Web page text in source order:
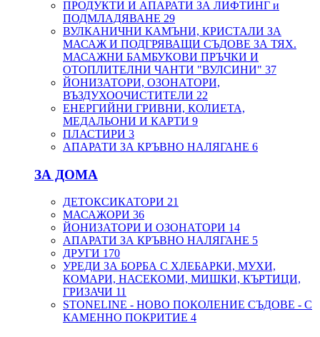
ПРОДУКТИ И АПАРАТИ ЗА ЛИФТИНГ и
ПОДМЛАДЯВАНЕ 29
ВУЛКАНИЧНИ КАМЪНИ, КРИСТАЛИ ЗА
МАСАЖ И ПОДГРЯВАЩИ СЪДОВЕ ЗА ТЯХ.
МАСАЖНИ БАМБУКОВИ ПРЪЧКИ И
ОТОПЛИТЕЛНИ ЧАНТИ "ВУЛСИНИ" 37
ЙОНИЗАТОРИ, ОЗОНАТОРИ,
ВЪЗДУХООЧИСТИТЕЛИ 22
ЕНЕРГИЙНИ ГРИВНИ, КОЛИЕТА,
МЕДАЛЬОНИ И КАРТИ 9
ПЛАСТИРИ 3
АПАРАТИ ЗА КРЪВНО НАЛЯГАНЕ 6
ЗА ДОМА
ДЕТОКСИКАТОРИ 21
МАСАЖОРИ 36
ЙОНИЗАТОРИ И ОЗОНАТОРИ 14
АПАРАТИ ЗА КРЪВНО НАЛЯГАНЕ 5
ДРУГИ 170
УРЕДИ ЗА БОРБА С ХЛЕБАРКИ, МУХИ,
КОМАРИ, НАСЕКОМИ, МИШКИ, КЪРТИЦИ,
ГРИЗАЧИ 11
STONELINE - НОВО ПОКОЛЕНИЕ СЪДОВЕ - С
КАМЕННО ПОКРИТИЕ 4